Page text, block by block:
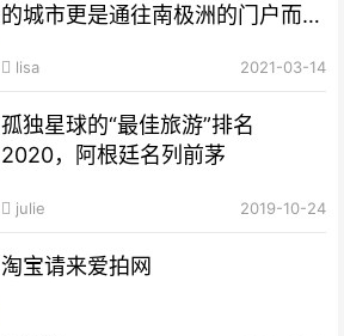
的城市更是通往南极洲的门户而驰
lisa 2021-03-14
孤独星球的“最佳旅游”排名
2020，阿根廷名列前茅
julie 2019-10-24
淘宝请来爱拍网